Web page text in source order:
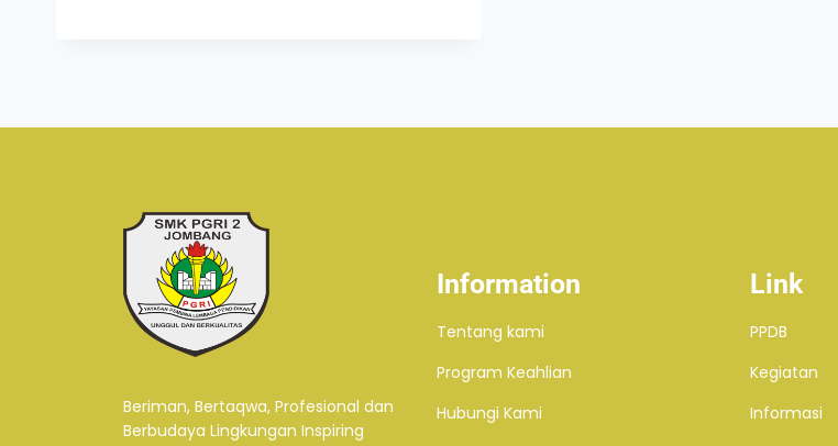
Beriman, Bertaqwa, Profesional dan
Berbudaya Lingkungan Inspiring
Information
Tentang kami
Program Keahlian
Hubungi Kami
Link
PPDB
Kegiatan
Informasi